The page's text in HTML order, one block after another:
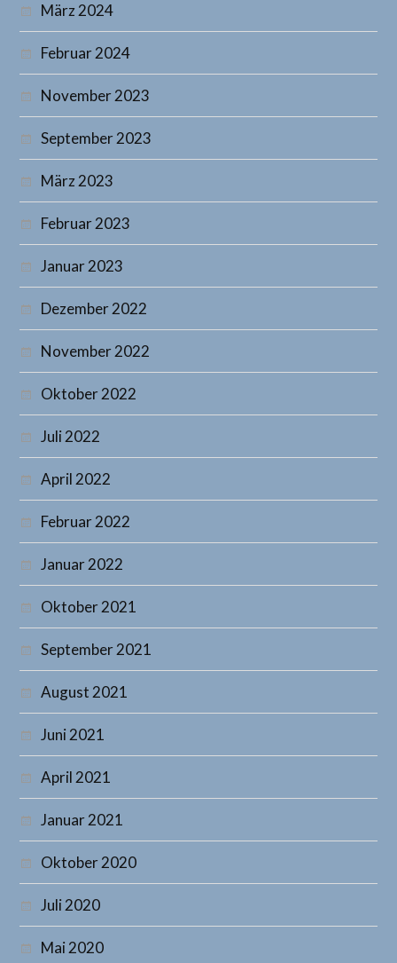
März 2024
Februar 2024
November 2023
September 2023
März 2023
Februar 2023
Januar 2023
Dezember 2022
November 2022
Oktober 2022
Juli 2022
April 2022
Februar 2022
Januar 2022
Oktober 2021
September 2021
August 2021
Juni 2021
April 2021
Januar 2021
Oktober 2020
Juli 2020
Mai 2020